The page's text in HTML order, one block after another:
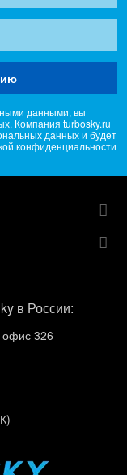
данными, вы
Компания turbosky.ru
данных и будет
конфиденциальности
в России:
офис 326